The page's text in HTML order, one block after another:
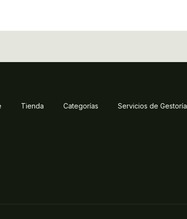
Tienda Categorías Servicios de Gestoría